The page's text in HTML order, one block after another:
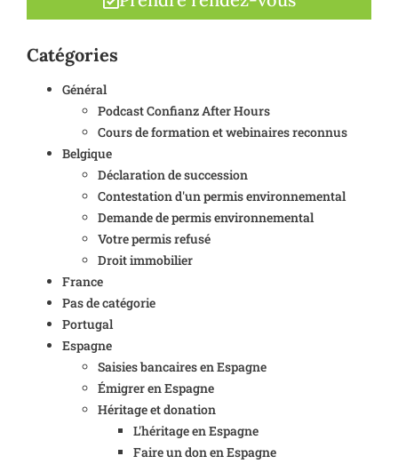
Catégories
Général
Podcast Confianz After Hours
Cours de formation et webinaires reconnus
Belgique
Déclaration de succession
Contestation d'un permis environnemental
Demande de permis environnemental
Votre permis refusé
Droit immobilier
France
Pas de catégorie
Portugal
Espagne
Saisies bancaires en Espagne
Émigrer en Espagne
Héritage et donation
L'héritage en Espagne
Faire un don en Espagne